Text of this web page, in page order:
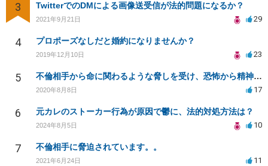
3 TwitterでのDMによる画像送受信が法的問題になるか？
2021年9月21日 29
4 プロポーズなしだと婚約になりませんか？
2019年12月10日 23
5 不倫相手から命に関わるような脅しを受け、恐怖から精神的にまいっています。
2020年8月8日 17
6 元カレのストーカー行為が原因で鬱に、法的対処方法は？
2024年8月5日 10
7 不倫相手に脅迫されています。。
2021年6月24日 11